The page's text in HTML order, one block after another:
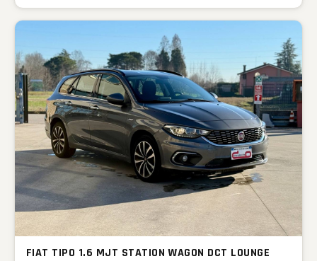
FIAT TIPO 1.6 MJT STATION WAGON DCT LOUNGE